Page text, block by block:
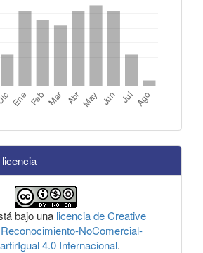
bajo una licencia de Creative
NoComercial-
4.0 Internacional.